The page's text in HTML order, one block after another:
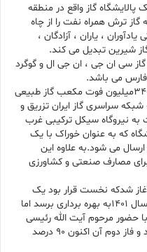
گاز واقع در منطقه
ترش همراه نفت را از چاه
، یاران ، آزادگان ،
شیرین تبدیل می کند.
گاز سی ان جی ، ان جی ال و گوگرد
فارس می باشد.
محصول و تولید اصلی پالایشگاه روزانه ۳۴۰میلیون فوت مکعب گاز طبیعی
به شبکه سراسری گاز ایران تزریق و
نیروگاه سیکل ترکیبی غرب
که به عنوان خوراک با یک
می شود.به علاوه این
شده برای مصارف صنعتی و کشاورزی
ساخت این پالایشگاه درسال ۱۳۹۲ آغاز شدکه نخست قرار بود یک
سال تاخیراز برنامه زمان بندی در پایان سال ۱۴۰۱به بهره برداری برسد اما
فاز یک آن با حضور مرحوم آیت الله رئیسی
رئیس جمهور شهید به بهره برداری رسید و فاز دوم آن اکنون ۹۰ درصد